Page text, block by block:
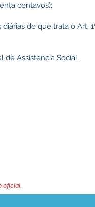
centavos);
de que trata o Art.
de Assistência Social,
oficial.